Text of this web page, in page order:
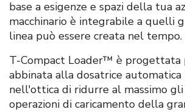
base a esigenze e spazi della tua
macchinario è integrabile a quelli
linea può essere creata nel tempo.
T-Compact Loader™ è progettata
abbinata alla dosatrice
nell'ottica di ridurre al massimo
operazioni di caricamento della